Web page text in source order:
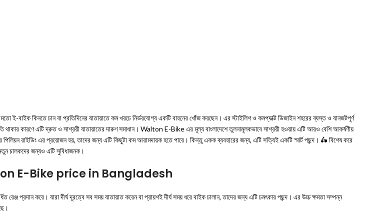
বাইক কিনতে চান বা প্রতিদিনের যাতায়াতে কম খরচে নির্ভরযোগ্য একটি বাহনের খোঁজ করছেন। এর স্টাইলিশ ও কমপ্যাক্ট ডিজাইন শহরের ব্যস্ত ও যানজটপূর্ণ
থাকার কারণে এটি দ্রুত ও সাশ্রয়ী যাতায়াতের দারুণ সমাধান। Walton E-Bike এর মূল্য বাংলাদেশে তুলনামূলকভাবে সাশ্রয়ী হওয়ায় এটি আরও বেশি আকর্ষণীয়
রাইডিং এর প্রয়োজন হয়, তাদের জন্য এটি কিছুটা কম আরামদায়ক হতে পারে। কিন্তু একক ব্যবহারের জন্য, এটি সত্যিই একটি স্মার্ট পছন্দ। 🛵 বিশেষ করে
নতুন চালকদের জন্যও এটি সুবিধাজনক।
E-Bike price in Bangladesh
করে। যারা দীর্ঘ দূরত্বে সব সময় যাতায়াত করেন বা প্রায়শই দীর্ঘ সময় ধরে বাইক চালান, তাদের জন্য এটি চমৎকার পছন্দ। এর উচ্চ ক্ষমতা সম্পন্ন